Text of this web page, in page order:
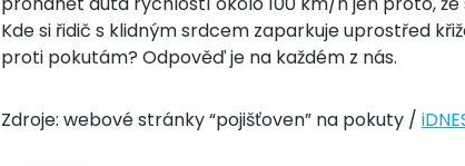
Kde si řidič s klidným srdcem zaparkuje uprostřed
proti pokutám? Odpověď je na každém z nás.
Zdroje: webové stránky “pojišťoven” na pokuty /